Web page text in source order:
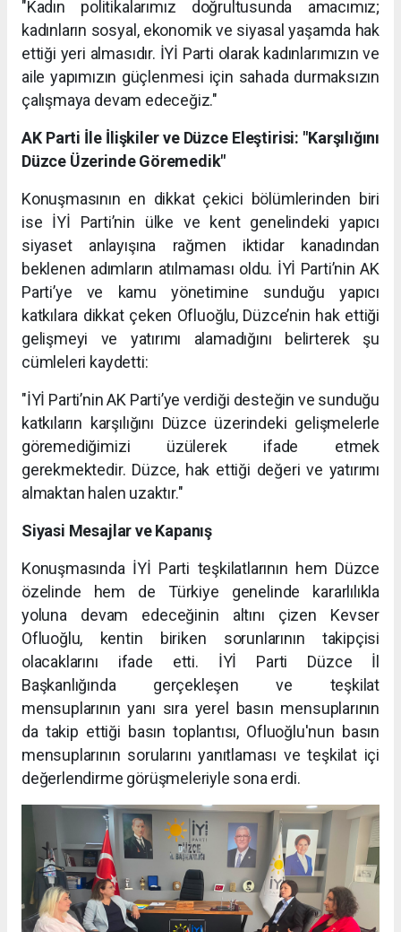
"Kadın politikalarımız doğrultusunda amacımız;
kadınların sosyal, ekonomik ve siyasal yaşamda hak
ettiği yeri almasıdır. İYİ Parti olarak kadınlarımızın ve
aile yapımızın güçlenmesi için sahada durmaksızın
çalışmaya devam edeceğiz."
AK Parti İle İlişkiler ve Düzce Eleştirisi: "Karşılığını
Düzce Üzerinde Göremedik"
Konuşmasının en dikkat çekici bölümlerinden biri
ise İYİ Parti’nin ülke ve kent genelindeki yapıcı
siyaset anlayışına rağmen iktidar kanadından
beklenen adımların atılmaması oldu. İYİ Parti’nin AK
Parti’ye ve kamu yönetimine sunduğu yapıcı
katkılara dikkat çeken Ofluoğlu, Düzce’nin hak ettiği
gelişmeyi ve yatırımı alamadığını belirterek şu
cümleleri kaydetti:
"İYİ Parti’nin AK Parti’ye verdiği desteğin ve sunduğu
katkıların karşılığını Düzce üzerindeki gelişmelerle
göremediğimizi üzülerek ifade etmek
gerekmektedir. Düzce, hak ettiği değeri ve yatırımı
almaktan halen uzaktır."
Siyasi Mesajlar ve Kapanış
Konuşmasında İYİ Parti teşkilatlarının hem Düzce
özelinde hem de Türkiye genelinde kararlılıkla
yoluna devam edeceğinin altını çizen Kevser
Ofluoğlu, kentin biriken sorunlarının takipçisi
olacaklarını ifade etti. İYİ Parti Düzce İl
Başkanlığında gerçekleşen ve teşkilat
mensuplarının yanı sıra yerel basın mensuplarının
da takip ettiği basın toplantısı, Ofluoğlu'nun basın
mensuplarının sorularını yanıtlaması ve teşkilat içi
değerlendirme görüşmeleriyle sona erdi.